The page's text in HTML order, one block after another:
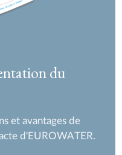
du
et avantages de
d'EUROWATER.